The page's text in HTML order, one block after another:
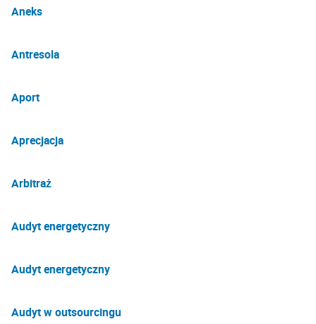
Aneks
Antresola
Aport
Aprecjacja
Arbitraż
Audyt energetyczny
Audyt energetyczny
Audyt w outsourcingu